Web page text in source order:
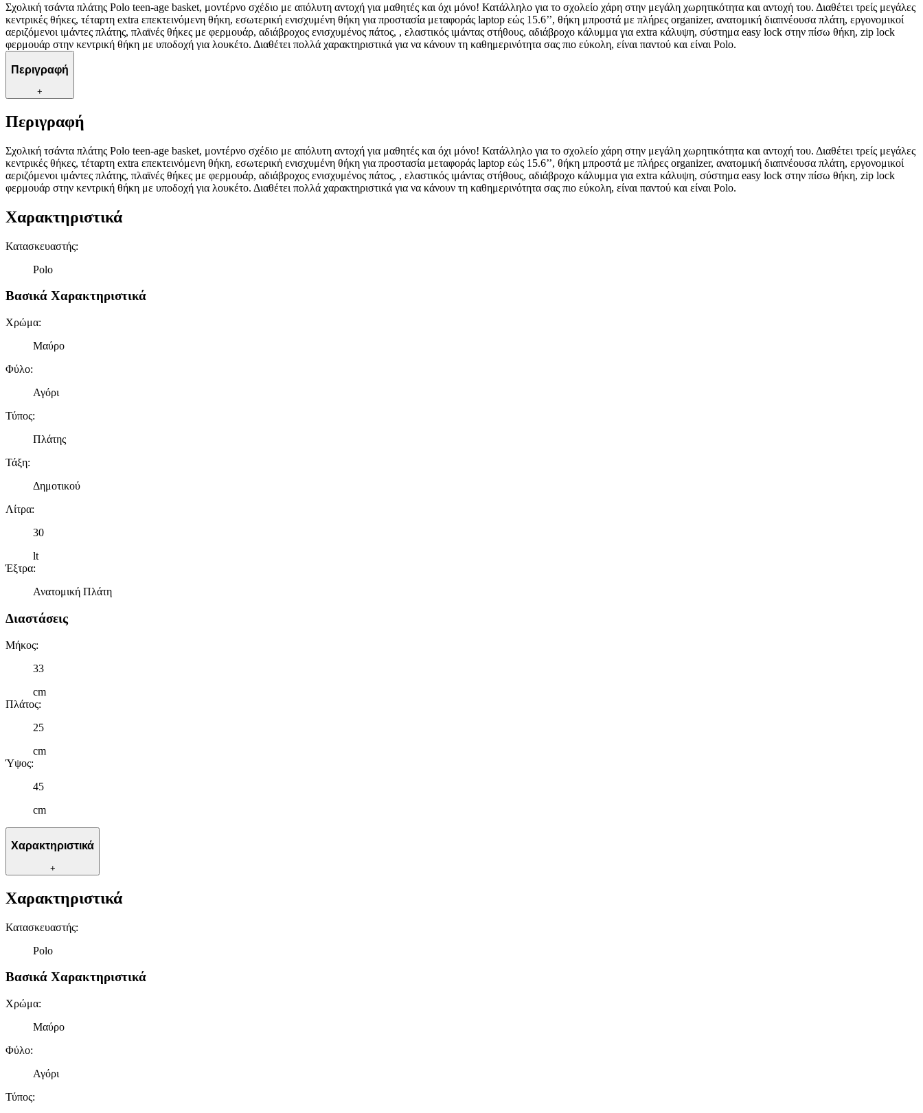
Σχολική τσάντα πλάτης Polo teen-age basket, μοντέρνο σχέδιο με απόλυτη αντοχή για μαθητές και όχι μόνο! Κατάλληλο για το σχολείο χάρη στην μεγάλη χωρητικότητα και αντοχή του. Διαθέτει τρείς μεγάλες
κεντρικές θήκες, τέταρτη extra επεκτεινόμενη θήκη, εσωτερική ενισχυμένη θήκη για προστασία μεταφοράς laptop εώς 15.6’’, θήκη μπροστά με πλήρες organizer, ανατομική διαπνέουσα πλάτη, εργονομικοί
αεριζόμενοι ιμάντες πλάτης, πλαϊνές θήκες με φερμουάρ, αδιάβροχος ενισχυμένος πάτος, , ελαστικός ιμάντας στήθους, αδιάβροχο κάλυμμα για extra κάλυψη, σύστημα easy lock στην πίσω θήκη, zip lock
φερμουάρ στην κεντρική θήκη με υποδοχή για λουκέτο. Διαθέτει πολλά χαρακτηριστικά για να κάνουν τη καθημερινότητα σας πιο εύκολη, είναι παντού και είναι Polo.
Περιγραφή
+
Περιγραφή
Σχολική τσάντα πλάτης Polo teen-age basket, μοντέρνο σχέδιο με απόλυτη αντοχή για μαθητές και όχι μόνο! Κατάλληλο για το σχολείο χάρη στην μεγάλη χωρητικότητα και αντοχή του. Διαθέτει τρείς μεγάλες
κεντρικές θήκες, τέταρτη extra επεκτεινόμενη θήκη, εσωτερική ενισχυμένη θήκη για προστασία μεταφοράς laptop εώς 15.6’’, θήκη μπροστά με πλήρες organizer, ανατομική διαπνέουσα πλάτη, εργονομικοί
αεριζόμενοι ιμάντες πλάτης, πλαϊνές θήκες με φερμουάρ, αδιάβροχος ενισχυμένος πάτος, , ελαστικός ιμάντας στήθους, αδιάβροχο κάλυμμα για extra κάλυψη, σύστημα easy lock στην πίσω θήκη, zip lock
φερμουάρ στην κεντρική θήκη με υποδοχή για λουκέτο. Διαθέτει πολλά χαρακτηριστικά για να κάνουν τη καθημερινότητα σας πιο εύκολη, είναι παντού και είναι Polo.
Χαρακτηριστικά
Κατασκευαστής:
Polo
Βασικά Χαρακτηριστικά
Χρώμα:
Μαύρο
Φύλο:
Αγόρι
Τύπος:
Πλάτης
Τάξη:
Δημοτικού
Λίτρα:
30
lt
Έξτρα:
Ανατομική Πλάτη
Διαστάσεις
Μήκος:
33
cm
Πλάτος:
25
cm
Ύψος:
45
cm
Χαρακτηριστικά
+
Χαρακτηριστικά
Κατασκευαστής:
Polo
Βασικά Χαρακτηριστικά
Χρώμα:
Μαύρο
Φύλο:
Αγόρι
Τύπος: